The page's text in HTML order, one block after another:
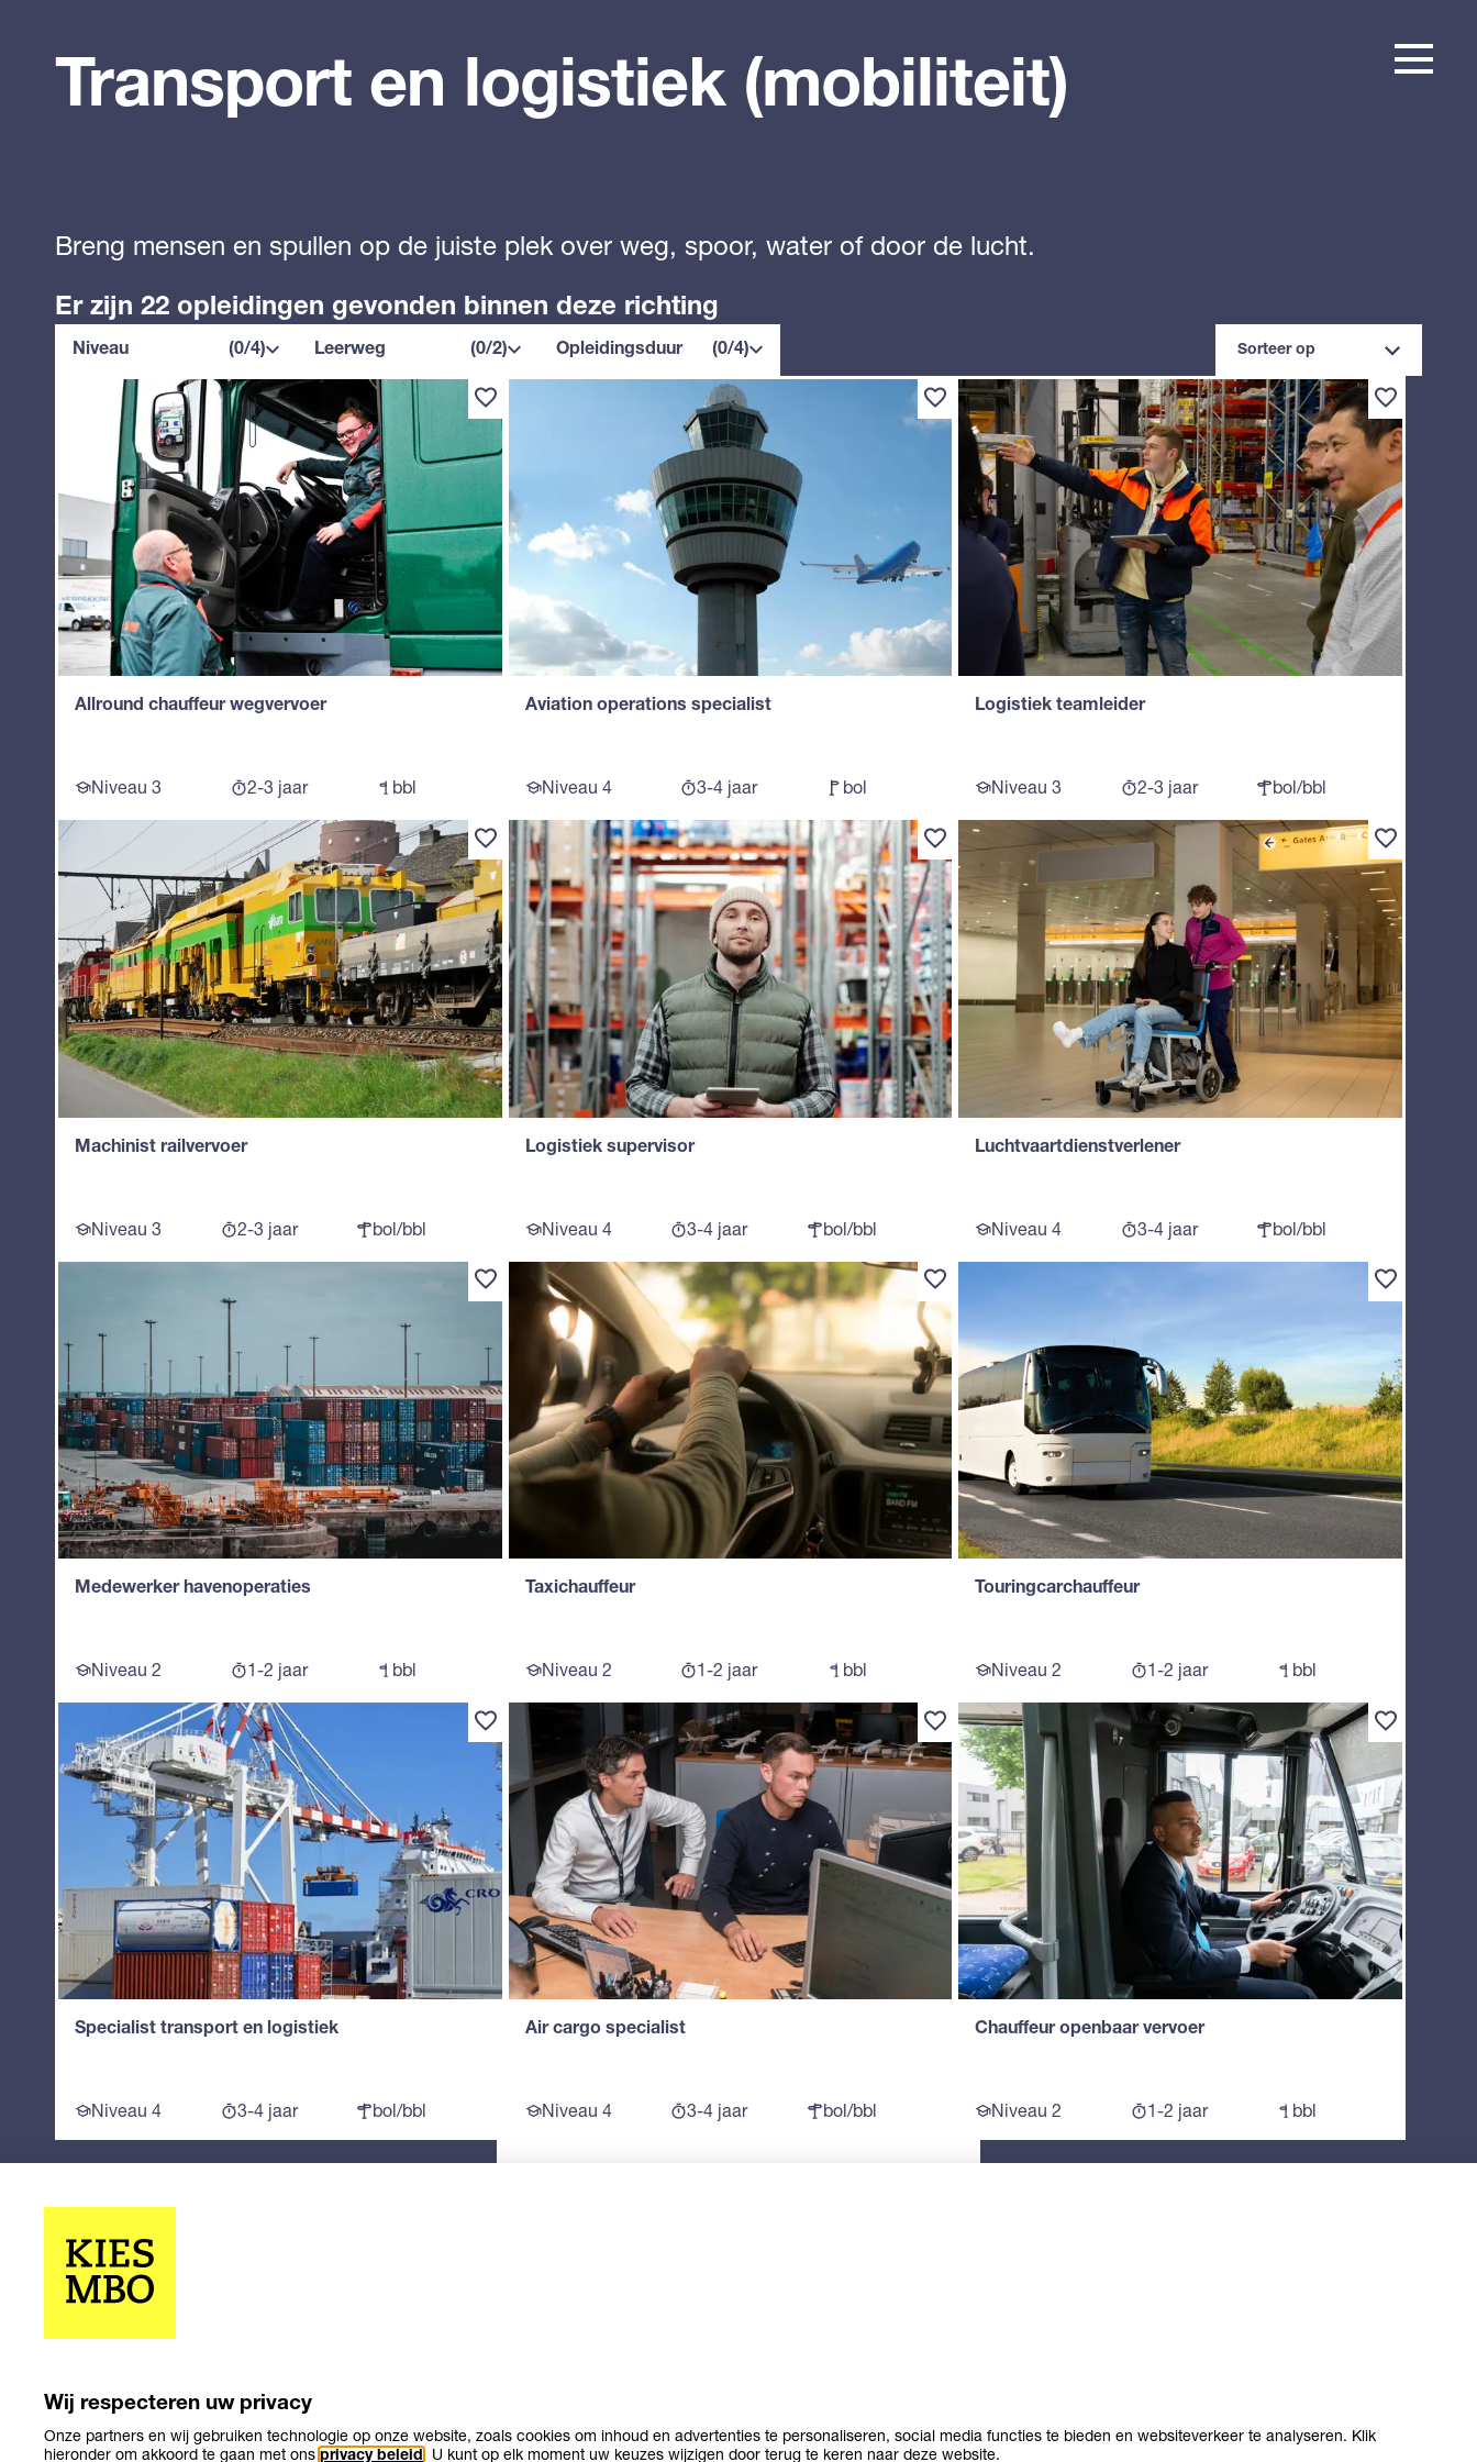
INTERESSES
Transport en logistiek (mobiliteit)
Breng mensen en spullen op de juiste plek over weg, spoor, water of door de lucht.
Er zijn 22 opleidingen gevonden binnen deze richting
Niveau
(0/4)
Leerweg
(0/2)
Opleidingsduur
(0/4)
Allround chauffeur wegvervoer
Niveau 3 2-3 jaar bbl
Aviation operations specialist
Niveau 4 3-4 jaar bol
Logistiek teamleider
Niveau 3 2-3 jaar bol/bbl
Machinist railvervoer
Niveau 3 2-3 jaar bol/bbl
Logistiek supervisor
Niveau 4 3-4 jaar bol/bbl
Luchtvaartdienstverlener
Niveau 4 3-4 jaar bol/bbl
Medewerker havenoperaties
Niveau 2 1-2 jaar bbl
Taxichauffeur
Niveau 2 1-2 jaar bbl
Touringcarchauffeur
Niveau 2 1-2 jaar bbl
Specialist transport en logistiek
Niveau 4 3-4 jaar bol/bbl
Air cargo specialist
Niveau 4 3-4 jaar bol/bbl
Chauffeur openbaar vervoer
Niveau 2 1-2 jaar bbl
Wij respecteren uw privacy
Onze partners en wij gebruiken technologie op onze website, zoals cookies om inhoud en advertenties te personaliseren, social media functies te bieden en websiteverkeer te analyseren. Klik
hieronder om akkoord te gaan met ons privacy beleid . U kunt op elk moment uw keuzes wijzigen door terug te keren naar deze website.